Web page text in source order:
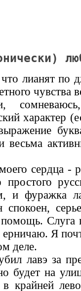
лианят по
характер
весьма
сердца -
простого
и фуражка
спокоен,
Слуга
Я
деле.
лавэ за
будет на
крайней